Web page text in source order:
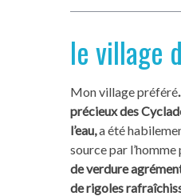
le village
Mon village préféré.
précieux des
l’eau,a été
source par
de verdure
de rigoles